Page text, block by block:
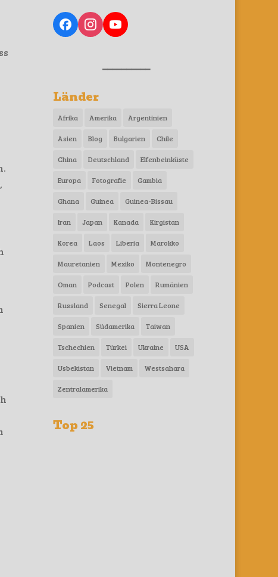
Länder
Afrika Amerika Argentinien
Asien Blog Bulgarien Chile
China Deutschland Elfenbeinküste
Europa Fotografie Gambia
Ghana Guinea Guinea-Bissau
Iran Japan Kanada Kirgistan
Korea Laos Liberia Marokko
Mauretanien Mexiko Montenegro
Oman Podcast Polen Rumänien
Russland Senegal Sierra Leone
Spanien Südamerika Taiwan
Tschechien Türkei Ukraine USA
Usbekistan Vietnam Westsahara
Zentralamerika
Top 25